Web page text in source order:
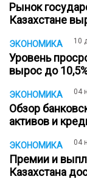
Рынок
Казахстане
ЭКОНОМИКА 10
Уровень
вырос до
ЭКОНОМИКА 04
Обзор
активов и
ЭКОНОМИКА 04
Премии и
Казахстана